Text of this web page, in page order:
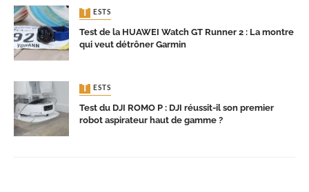
TESTS
Test de la HUAWEI Watch GT Runner 2 : La montre
qui veut détrôner Garmin
TESTS
Test du DJI ROMO P : DJI réussit-il son premier
robot aspirateur haut de gamme ?